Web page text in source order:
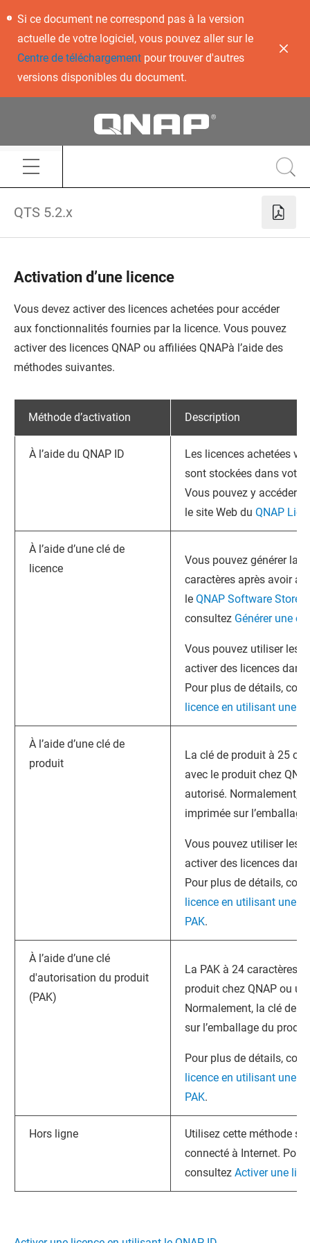
Si ce document ne correspond pas à la version
actuelle de votre logiciel, vous pouvez aller sur le
Centre de téléchargementpour trouver d'autres
versions disponibles du document.
QTS 5.2.x
Activation d’une licence
Vous devez activer des licences achetées pour accéder
aux fonctionnalités fournies par la licence. Vous pouvez
activer des licences QNAP ou affiliées QNAPà l’aide des
méthodes suivantes.
Méthode d’activation Description
À l’aide du QNAP ID
Les licences achetées
sont stockées dans
Vous pouvez y accéder
le site Web du QNAP
À l’aide d’une clé de
licence
Vous pouvez générer la
caractères après avoir
le QNAP Software Store
consultez Générer une
Vous pouvez utiliser les
activer des licences dans
Pour plus de détails,
licence en utilisant une
À l’aide d’une clé de
produit
La clé de produit à 25
avec le produit chez
autorisé. Normalement,
imprimée sur
Vous pouvez utiliser les
activer des licences dans
Pour plus de détails,
licence en utilisant une
PAK.
À l’aide d’une clé
d'autorisation du produit
(PAK)
La PAK à 24 caractères
produit chez QNAP ou un
Normalement, la clé de
sur l’emballage du
Pour plus de détails,
licence en utilisant une
PAK.
Hors ligne
Utilisez cette méthode si
connecté à Internet. Pour
consultez Activer une